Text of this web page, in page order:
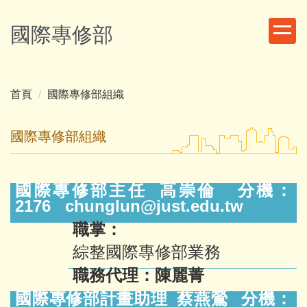
到
主
容
國際專修部
首頁 國際專修部組織
國際專修部組織
國際專修部主任 高崇倫 分機：
2176 chunglun@just.edu.tw
職掌：
綜整國際專修部業務
職務代理： 陳麗菁
國際專修部計畫助理 蔡燕鶯 分機：